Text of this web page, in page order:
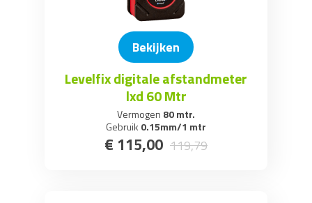
Bekijken
Levelfix digitale afstandmeter
lxd 60 Mtr
Vermogen 80 mtr.
Gebruik 0.15mm/1 mtr
€ 115,00 119,79